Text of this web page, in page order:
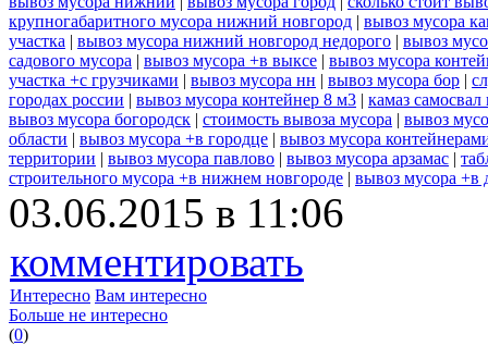
крупногабаритного мусора нижний новгород | вывоз мусора
участка | вывоз мусора нижний новгород недорого | вывоз
садового мусора | вывоз мусора +в выксе | вывоз мусора
участка +с грузчиками | вывоз мусора нн | вывоз мусора бор |
городах россии | вывоз мусора контейнер 8 м3 | камаз
вывоз мусора богородск | стоимость вывоза мусора | вывоз
области | вывоз мусора +в городце | вывоз мусора
территории | вывоз мусора павлово | вывоз мусора арзамас |
строительного мусора +в нижнем новгороде | вывоз мусора +в
03.06.2015 в 11:06
комментировать
Интересно Вам интересно
Больше не интересно
(0)